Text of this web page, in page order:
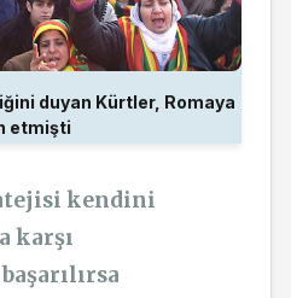
duyan Kürtler, Romaya
etmişti
kendini
karşı